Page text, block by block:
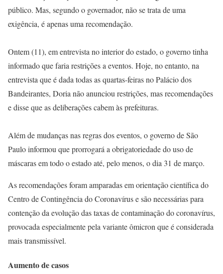
público. Mas, segundo o governador, não se trata de uma
exigência, é apenas uma recomendação.
Ontem (11), em entrevista no interior do estado, o governo tinha
informado que faria restrições a eventos. Hoje, no entanto, na
entrevista que é dada todas as quartas-feiras no Palácio dos
Bandeirantes, Doria não anunciou restrições, mas recomendações
e disse que as deliberações cabem às prefeituras.
Além de mudanças nas regras dos eventos, o governo de São
Paulo informou que prorrogará a obrigatoriedade do uso de
máscaras em todo o estado até, pelo menos, o dia 31 de março.
As recomendações foram amparadas em orientação científica do
Centro de Contingência do Coronavírus e são necessárias para
contenção da evolução das taxas de contaminação do coronavírus,
provocada especialmente pela variante ômicron que é considerada
mais transmissível.
Aumento de casos